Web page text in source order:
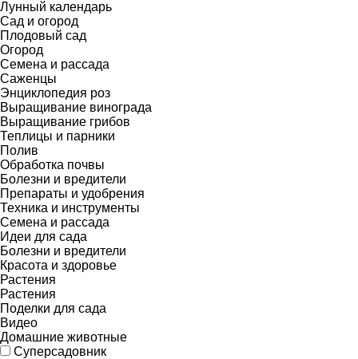
Лунный календарь
Сад и огород
Плодовый сад
Огород
Семена и рассада
Саженцы
Энциклопедия роз
Выращивание винограда
Выращивание грибов
Теплицы и парники
Полив
Обработка почвы
Болезни и вредители
Препараты и удобрения
Техника и инструменты
Семена и рассада
Идеи для сада
Болезни и вредители
Красота и здоровье
Растения
Растения
Поделки для сада
Видео
Домашние животные
Суперсадовник